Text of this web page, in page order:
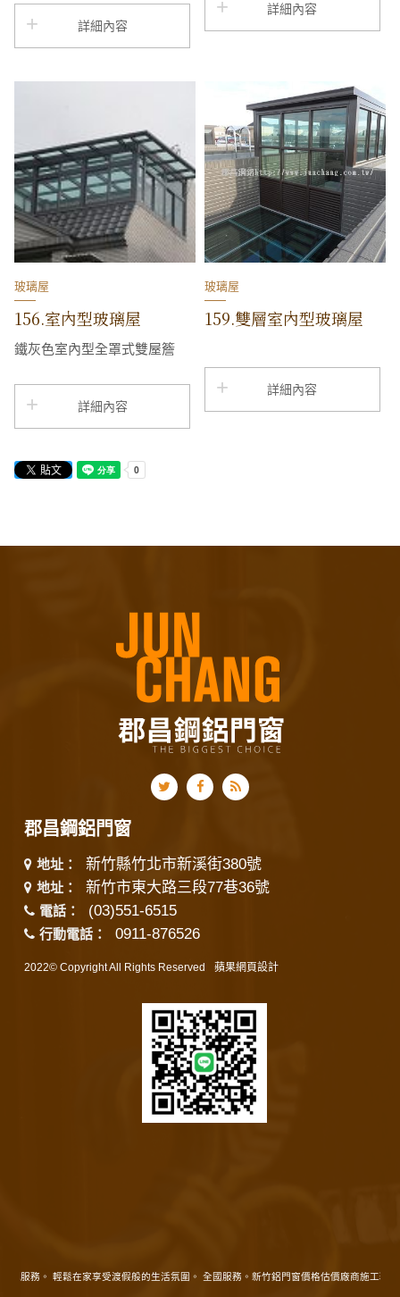
詳細內容
詳細內容
玻璃屋
156.室內型玻璃屋
鐵灰色室內型全罩式雙屋簷
詳細內容
玻璃屋
159.雙層室內型玻璃屋
詳細內容
郡昌鋼鋁門窗
地址： 新竹縣竹北市新溪街380號
地址： 新竹市東大路三段77巷36號
電話： (03)551-6515
行動電話： 0911-876526
2022© Copyright All Rights Reserved 蘋果網頁設計
地服務。 輕鬆在家享受渡假般的生活氛圍。 全國服務。新竹鋁門窗價格估價廠商施工精